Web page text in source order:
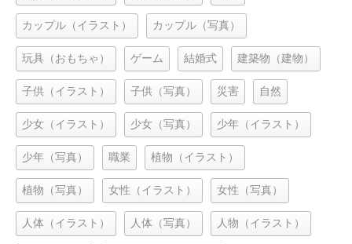
カップル（イラスト） カップル（写真）
玩具（おもちゃ） ゲーム 結婚式 建築物（建物）
子供（イラスト） 子供（写真） 災害 自然
少女（イラスト） 少女（写真） 少年（イラスト）
少年（写真） 職業 植物（イラスト）
植物（写真） 女性（イラスト） 女性（写真）
人体（イラスト） 人体（写真） 人物（イラスト）